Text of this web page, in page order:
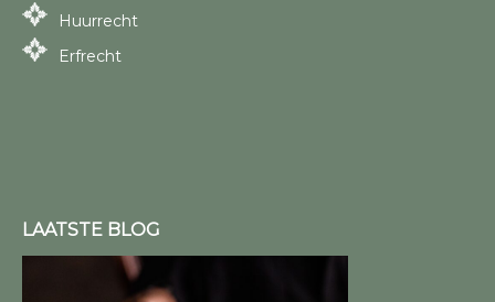
Huurrecht
Erfrecht
LAATSTE BLOG